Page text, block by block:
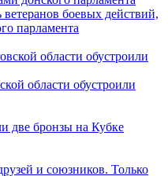
боевых действий,
парламента
области обустроили
две бронзы на Кубке